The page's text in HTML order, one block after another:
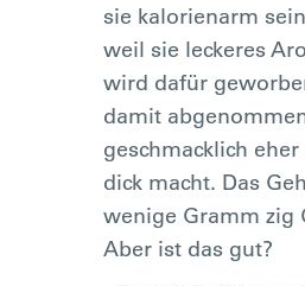
sie kalorienarm
weil sie leckeres
wird dafür
damit
geschmacklich
dick macht. Das
wenige Gramm zig
Aber ist das gut?